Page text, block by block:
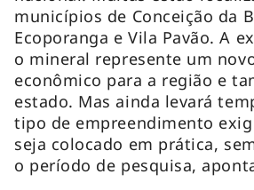
municípios de Conceição da
Ecoporanga e Vila Pavão. A
o mineral represente um
econômico para a região e
estado. Mas ainda levará
tipo de empreendimento
seja colocado em prática,
o período de pesquisa,